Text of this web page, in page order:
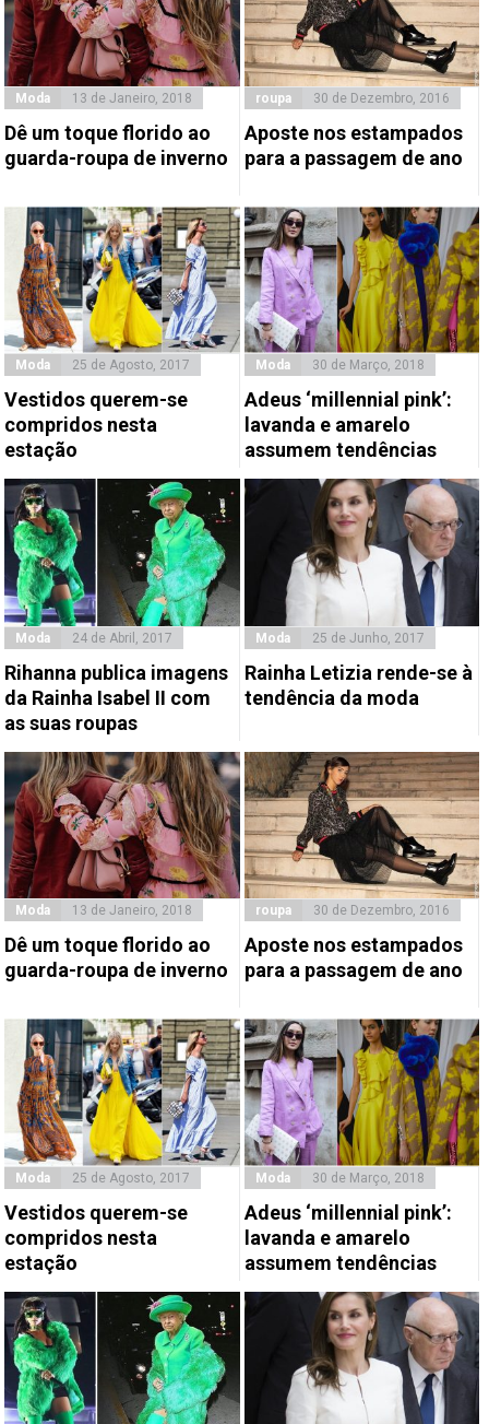
Moda 13 de Janeiro, 2018
Dê um toque florido ao
guarda-roupa de inverno
roupa 30 de Dezembro, 2016
Aposte nos estampados
para a passagem de ano
Moda 25 de Agosto, 2017
Vestidos querem-se
compridos nesta
estação
Moda 30 de Março, 2018
Adeus ‘millennial pink’:
lavanda e amarelo
assumem tendências
Moda 24 de Abril, 2017
Rihanna publica imagens
da Rainha Isabel II com
as suas roupas
Moda 25 de Junho, 2017
Rainha Letizia rende-se à
tendência da moda
Moda 13 de Janeiro, 2018
Dê um toque florido ao
guarda-roupa de inverno
roupa 30 de Dezembro, 2016
Aposte nos estampados
para a passagem de ano
Moda 25 de Agosto, 2017
Vestidos querem-se
compridos nesta
estação
Moda 30 de Março, 2018
Adeus ‘millennial pink’:
lavanda e amarelo
assumem tendências